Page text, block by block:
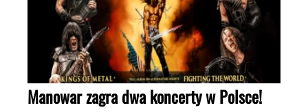
Manowar zagra dwa koncerty w Polsce!